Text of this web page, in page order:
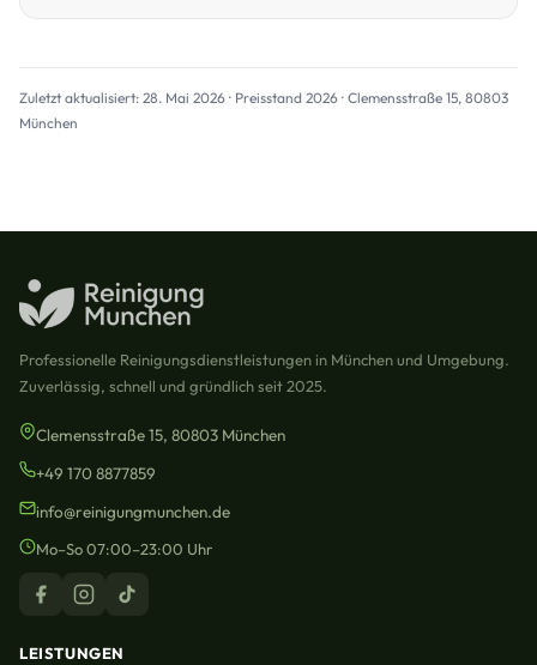
Zuletzt aktualisiert: 28. Mai 2026 · Preisstand 2026 · Clemensstraße 15, 80803
München
Professionelle Reinigungsdienstleistungen in München und Umgebung.
Zuverlässig, schnell und gründlich seit 2025.
Clemensstraße 15, 80803 München
+49 170 8877859
info@reinigungmunchen.de
Mo–So 07:00–23:00 Uhr
LEISTUNGEN